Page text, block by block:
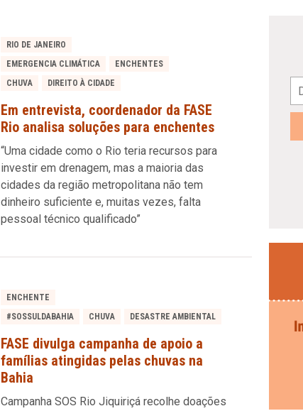
CHUVA DIREITO À CIDADE
EMERGENCIA CLIMÁTICA ENCHENTES
RIO DE JANEIRO
Em entrevista, coordenador da FASE
Rio analisa soluções para enchentes
“Uma cidade como o Rio teria recursos para
investir em drenagem, mas a maioria das
cidades da região metropolitana não tem
dinheiro suficiente e, muitas vezes, falta
pessoal técnico qualificado”
#SOSSULDABAHIA CHUVA DESASTRE AMBIENTAL
ENCHENTE
FASE divulga campanha de apoio a
famílias atingidas pelas chuvas na
Bahia
Campanha SOS Rio Jiquiriçá recolhe doações